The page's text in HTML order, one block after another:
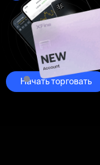
Начать торговать